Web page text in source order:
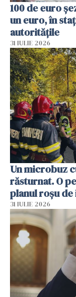
100 de euro
un euro, în
autoritățile
31 IULIE 2026
Un microbuz
răsturnat. O
planul roșu
31 IULIE 2026